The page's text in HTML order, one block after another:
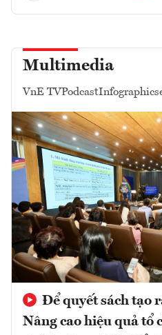
Multimedia
VnE TVPodcastInfographics
Để quyết sách tạo
Nâng cao hiệu quả tổ